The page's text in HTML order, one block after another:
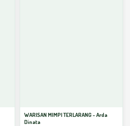
WARISAN MIMPI TERLARANG - Arda
Dinata